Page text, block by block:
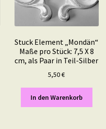
Stuck Element „Mondän“
Maße pro Stück: 7,5 X 8
cm, als Paar in Teil-Silber
5,50€
In den Warenkorb